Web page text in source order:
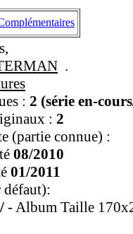
.
: 2 (série en-
: 2
(partie connue) :
08/2010
01/2011
- Album Taille